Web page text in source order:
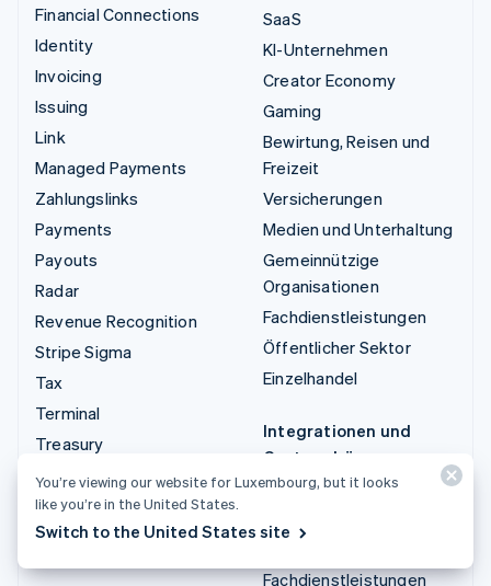
Financial Connections
Identity
Invoicing
Issuing
Link
Managed Payments
Zahlungslinks
Payments
Payouts
Radar
Revenue Recognition
Stripe Sigma
Tax
Terminal
Treasury
SaaS
KI-Unternehmen
Creator Economy
Gaming
Bewirtung, Reisen und
Freizeit
Versicherungen
Medien und Unterhaltung
Gemeinnützige
Organisationen
Fachdienstleistungen
Öffentlicher Sektor
Einzelhandel
Integrationen und
Custom-Lösungen
Stripe App-Marktplatz
Stripe Partner
Fachdienstleistungen
You’re viewing our website for Luxembourg, but it looks
like you’re in the United States.
Switch to the United States site